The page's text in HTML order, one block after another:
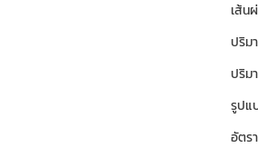
เส้น
ปริม
ปริม
รูปแ
อัตร